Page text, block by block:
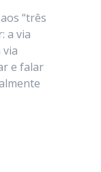
“três
a via
e falar